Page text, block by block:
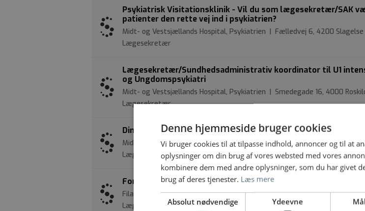
Psykiatrisk Visitationsklinik - Vil du som lægesekretær/SAK
patienter den rette vej ind i psykiatrien?
Midt- og Vestsjællands Hospital, Psykiatrien | Fælledvej 6, 4200 Slagelse
Lægesekretær
Lægesekretær/Sundhedsadministrativ koordinator til U1
og Ungdomspsykiatri
Midt- og Vestsjællands Hospital, Psykiatrien | Smedegade 16, 4000
Lægesekretær
Dine administrative superkræfter er efterlyst i Retspsykiatrien
Midt- og Vestsjællands Hospital, Psykiatrien | Fælledvej 6, 4200 Slagelse
Lægesekretær
Forløbskoordinator og vagtplanlægger søges til Center for
Filadelfia | Kolonivej 25, 4293 Dianalund
Lægesekretær
Denne hjemmeside bruger cookies
Vi bruger cookies til at tilpasse indhold, annoncer og til at
oplysninger om din brug af vores websted med vores
kombinere dem med andre oplysninger, som du har givet
brug af deres tjenester. Læs mere
Absolut nødvendige Ydeevne